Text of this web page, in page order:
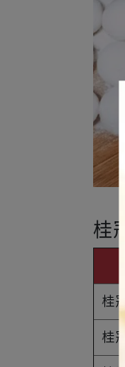
桂
桂
桂